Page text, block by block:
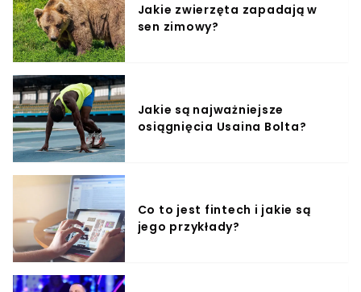
Jakie zwierzęta zapadają w
sen zimowy?
Jakie są najważniejsze
osiągnięcia Usaina Bolta?
Co to jest fintech i jakie są
jego przykłady?